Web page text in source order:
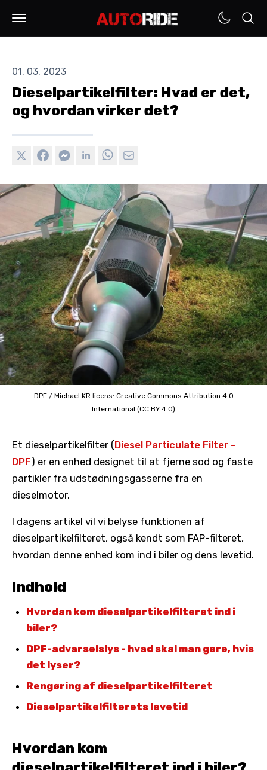
01. 03. 2023
Dieselpartikelfilter: Hvad er det,
og hvordan virker det?
DPF / Michael KR licens: Creative Commons Attribution 4.0
International (CC BY 4.0)
Et dieselpartikelfilter (Diesel Particulate Filter -
DPF) er en enhed designet til at fjerne sod og faste
partikler fra udstødningsgasserne fra en
dieselmotor.
I dagens artikel vil vi belyse funktionen af
dieselpartikelfilteret, også kendt som FAP-filteret,
hvordan denne enhed kom ind i biler og dens levetid.
Indhold
Hvordan kom dieselpartikelfilteret ind i
biler?
DPF-advarselslys - hvad skal man gøre, hvis
det lyser?
Rengøring af dieselpartikelfilteret
Dieselpartikelfilterets levetid
Hvordan kom